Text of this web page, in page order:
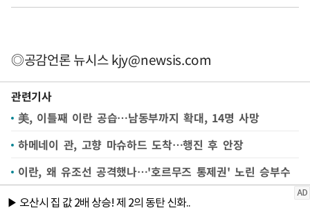
◎공감언론 뉴시스kjy@newsis.com
관련기사
美, 이틀째 이란 공습…남동부까지 확대, 14명 사망
하메네이 관, 고향 마슈하드 도착…행진 후 안장
이란, 왜 유조선 공격했나…'호르무즈 통제권' 노린 승부수